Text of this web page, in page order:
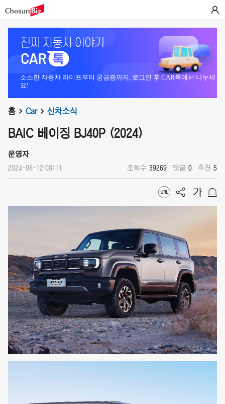
소소한 자동차 라이프부터 궁금증까지, 로그인 후 CAR톡에서 나누세
요!
홈 Car 신차소식
BAIC 베이징 BJ40P (2024)
운영자
2024-08-12 08:11 조회수 39269 댓글 0 추천 5